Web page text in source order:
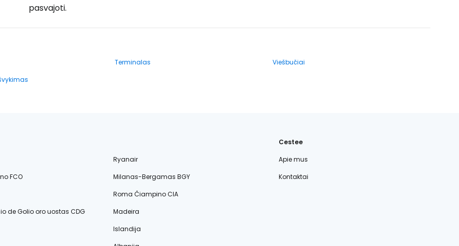
pasvajoti.
Terminalas
Viešbučiai
Ryanair
FCO
Milanas-Bergamas BGY
Roma Čiampino CIA
de Golio oro uostas CDG
Madeira
Islandija
Cestee
Apie mus
Kontaktai